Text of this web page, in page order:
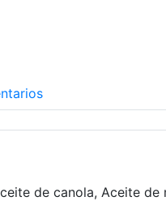
de canola, Aceite de